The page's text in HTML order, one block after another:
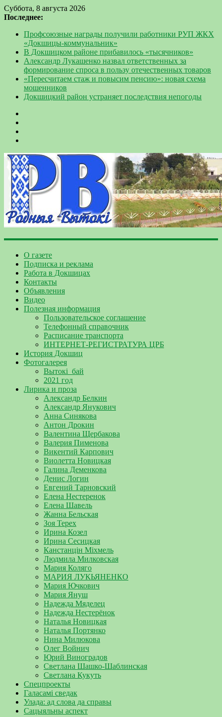
Суббота, 8 августа 2026
Последнее:
Профсоюзные награды получили работники РУП ЖКХ
«Докшицы-коммунальник»
В Докшицком районе прибавилось «тысячников»
Александр Лукашенко назвал ответственных за
формирование спроса в пользу отечественных товаров
«Пересчитаем стаж и повысим пенсию»: новая схема
мошенников
Докшицкий район устраняет последствия непогоды
О газете
Подписка и реклама
Работа в Докшицах
Контакты
Объявления
Видео
Полезная информация
Пользовательское соглашение
Телефонный справочник
Расписание транспорта
ИНТЕРНЕТ-РЕГИСТРАТУРА ЦРБ
История Докшиц
Фотогалерея
Вытокі_бай
2021 год
Лирика и проза
Александр Белкин
Александр Янукович
Анна Синякова
Антон Дрокин
Валентина Щербакова
Валерия Пименова
Викентий Карпович
Виолетта Новицкая
Галина Деменкова
Денис Логин
Евгений Тарновский
Елена Нестеренок
Елена Шавель
Жанна Бельская
Зоя Терех
Ирина Козел
Ирина Сесицкая
Канстанцін Міхмель
Людмила Милковская
Мария Коляго
МАРИЯ ЛУКЬЯНЕНКО
Мария Ючкович
Мария Януш
Надежда Мяделец
Надежда Нестерёнок
Наталья Новицкая
Наталья Портянко
Нина Милюкова
Олег Войнич
Юрий Виноградов
Светлана Шашко-Шаблинская
Светлана Кукуть
Спецпроекты
Галасамі сведак
Улада: ад слова да справы
Сацыяльны аспект